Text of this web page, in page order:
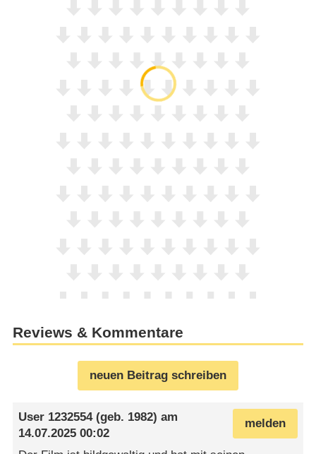
Reviews & Kommentare
neuen Beitrag schreiben
melden
User 1232554(geb. 1982) am
14.07.2025 00:02